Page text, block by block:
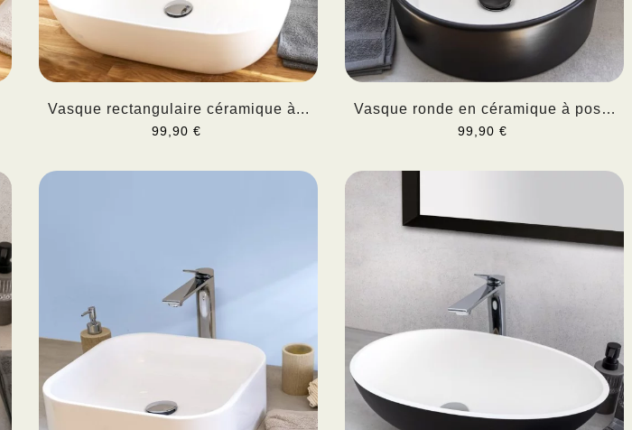
Vasque rectangulaire céramique à...
99,90 €
Vasque ronde en céramique à poser
NERA
99,90 €